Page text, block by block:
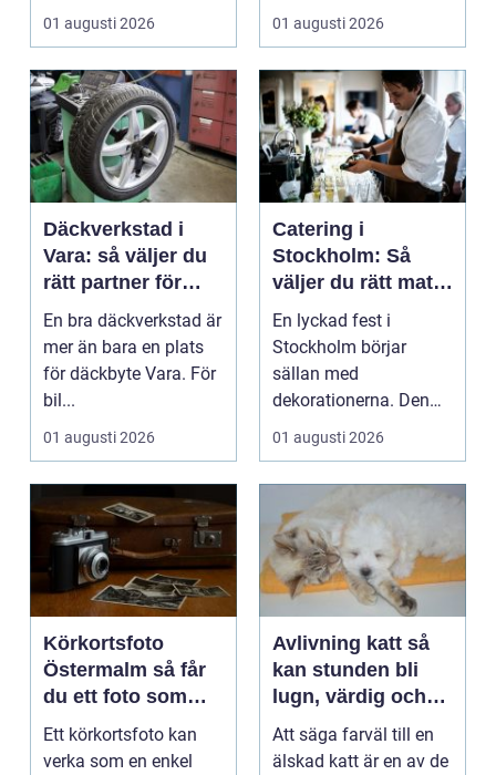
från vindkr...
01 augusti 2026 01 augusti 2026
Däckverkstad i
Vara: så väljer du
rätt partner för
säker körning året
runt
En bra däckverkstad är
mer än bara en plats
för däckbyte Vara. För
bil...
01 augusti 2026
Catering i
Stockholm: Så
väljer du rätt mat
till ditt evenemang
En lyckad fest i
Stockholm börjar
sällan med
dekorationerna. Den
börjar i köket....
01 augusti 2026
Körkortsfoto
Östermalm så får
du ett foto som
alltid blir godkänt
Ett körkortsfoto kan
verka som en enkel
Avlivning katt så
kan stunden bli
lugn, värdig och
trygg
Att säga farväl till en
älskad katt är en av de